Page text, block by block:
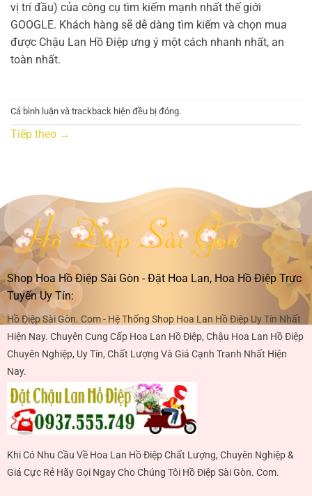
vị trí đầu) của công cụ tìm kiếm mạnh nhất thế giới
GOOGLE. Khách hàng sẽ dễ dàng tìm kiếm và chọn mua
được Chậu Lan Hồ Điệp ưng ý một cách nhanh nhất, an
toàn nhất.
Cả bình luận và trackback hiện đều bị đóng.
Tiếp theo →
Shop Hoa Hồ Điệp Sài Gòn - Đặt Hoa Lan, Hoa Hồ Điệp Trực
Tuyến Uy Tín:
Hồ Điệp Sài Gòn. Com - Hệ Thống Shop Hoa Lan Hồ Điệp Uy Tín Nhất
Hiện Nay. Chuyên Cung Cấp Hoa Lan Hồ Điệp, Chậu Hoa Lan Hồ Điệp
Chuyên Nghiệp, Uy Tín, Chất Lượng Và Giá Cạnh Tranh Nhất Hiện
Nay.
Khi Có Nhu Cầu Về Hoa Lan Hồ Điệp Chất Lượng, Chuyên Nghiệp &
Giá Cực Rẻ Hãy Gọi Ngay Cho Chúng Tôi Hồ Điệp Sài Gòn. Com.